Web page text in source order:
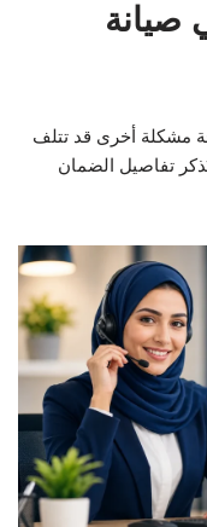
صيانة
مشكلة أخرى قد تتلف
تفاصيل الضمان